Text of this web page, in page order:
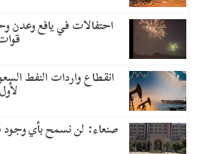
احتفالات في يافع
انقطاع واردات النفط
صنعاء: لن نسمح بأي وجود